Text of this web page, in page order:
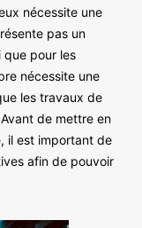
nécessite une
pas un
que pour les
nécessite une
les travaux de
de mettre en
il est important de
afin de pouvoir